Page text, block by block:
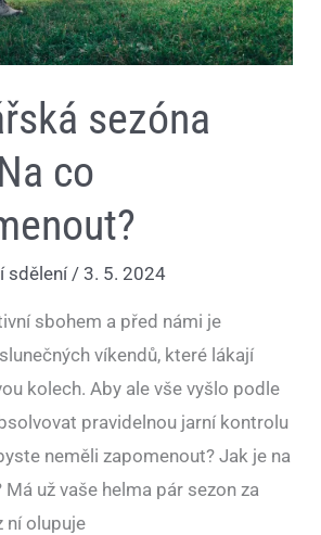
sezóna
co
sdělení/3. 5. 2024
sbohem a před námi je
víkendů, které lákají
kolech. Aby ale vše vyšlo podle
pravidelnou jarní kontrolu
neměli zapomenout? Jak je na
už vaše helma pár sezon za
ní olupuje